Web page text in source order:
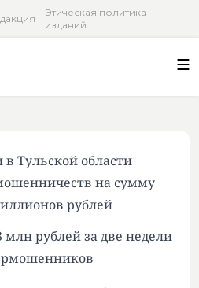
Этическая политика
изданий
в Тульской области
на сумму
рублей
млн рублей за две недели